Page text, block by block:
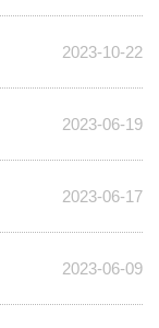
2023-10-22
2023-06-19
2023-06-17
2023-06-09